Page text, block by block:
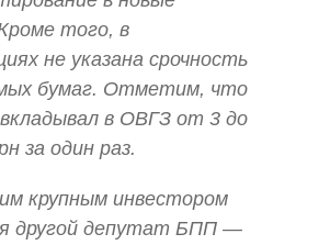
того, в
не указана срочность
бумаг. Отметим, что
в ОВГЗ от 3 до
за один раз.
крупным инвестором
другой депутат БПП —